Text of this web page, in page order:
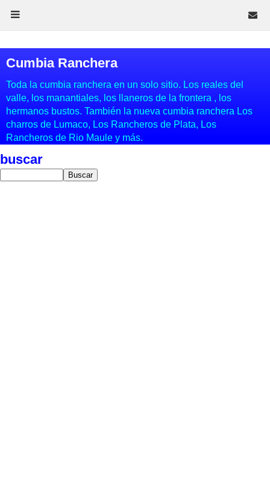
Cumbia Ranchera
Toda la cumbia ranchera en un solo sitio. Los reales del
valle, los manantiales, los llaneros de la frontera , los
hermanos bustos. También la nueva cumbia ranchera Los
charros de Lumaco, Los Rancheros de Plata, Los
Rancheros de Rio Maule y más.
buscar